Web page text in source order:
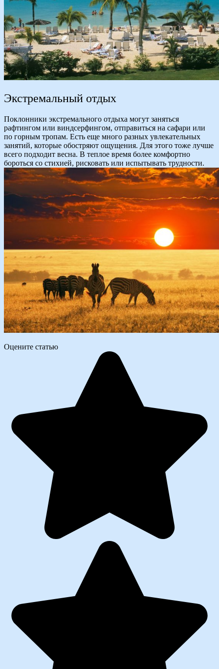
Экстремальный отдых
Поклонники экстремального отдыха могут заняться
рафтингом или виндсерфингом, отправиться на сафари или
по горным тропам. Есть еще много разных увлекательных
занятий, которые обостряют ощущения. Для этого тоже лучше
всего подходит весна. В теплое время более комфортно
бороться со стихией, рисковать или испытывать трудности.
Оцените статью